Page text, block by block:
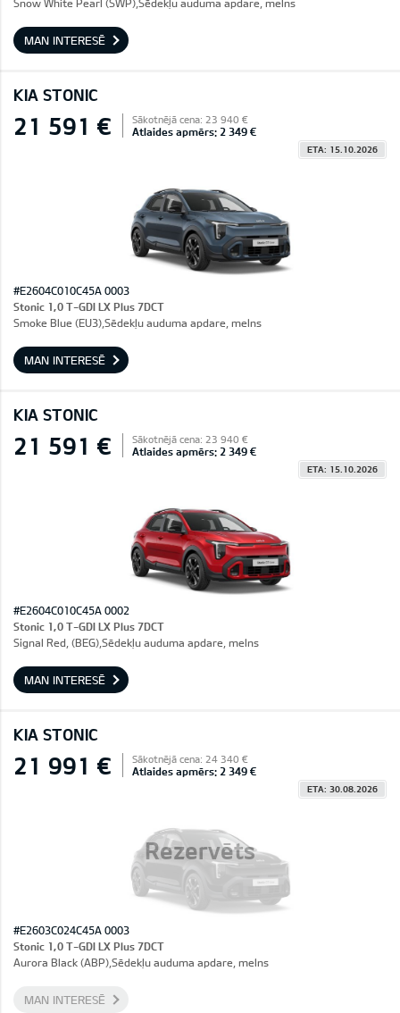
Snow White Pearl (SWP),Sēdekļu auduma apdare, melns
MAN INTERESĒ
KIA STONIC
21 591 € Sākotnējā cena: 23 940 €
Atlaides apmērs: 2 349 €
ETA: 15.10.2026
#E2604C010C45A 0003
Stonic 1,0 T-GDI LX Plus 7DCT
Smoke Blue (EU3),Sēdekļu auduma apdare, melns
MAN INTERESĒ
KIA STONIC
21 591 € Sākotnējā cena: 23 940 €
Atlaides apmērs: 2 349 €
ETA: 15.10.2026
#E2604C010C45A 0002
Stonic 1,0 T-GDI LX Plus 7DCT
Signal Red, (BEG),Sēdekļu auduma apdare, melns
MAN INTERESĒ
KIA STONIC
Rezervēts
21 991 € Sākotnējā cena: 24 340 €
Atlaides apmērs: 2 349 €
ETA: 30.08.2026
#E2603C024C45A 0003
Stonic 1,0 T-GDI LX Plus 7DCT
Aurora Black (ABP),Sēdekļu auduma apdare, melns
MAN INTERESĒ